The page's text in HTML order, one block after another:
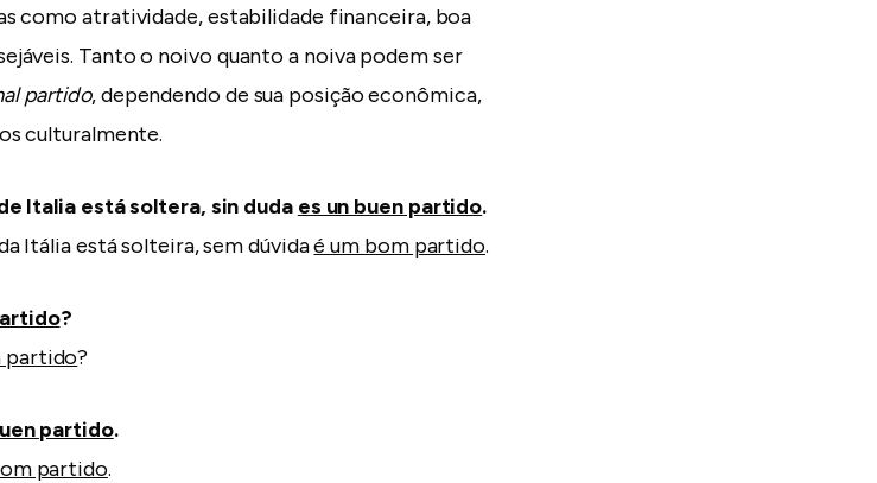
como atratividade, estabilidade financeira, boa
Tanto o noivo quanto a noiva podem ser
partido, dependendo de sua posição econômica,
culturalmente.
Italia está soltera, sin duda es un buen partido.
Itália está solteira, sem dúvidaé um bom partido.
?
partido?
partido.
partido.